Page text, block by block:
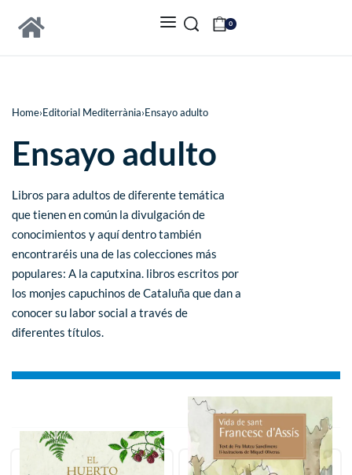
0
Home›Editorial Mediterrània›Ensayo adulto
Ensayo adulto
Libros para adultos de diferente temática
que tienen en común la divulgación de
conocimientos y aquí dentro también
encontraréis una de las colecciones más
populares: A la caputxina. libros escritos por
los monjes capuchinos de Cataluña que dan a
conocer su labor social a través de
diferentes títulos.
Ordenar: Más recientes